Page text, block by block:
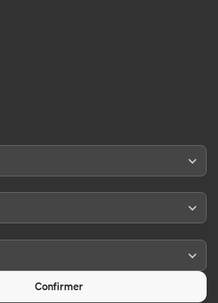
Confirmer